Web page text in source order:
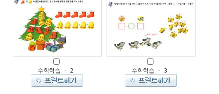
수학학습 - 2 수학학습 - 3